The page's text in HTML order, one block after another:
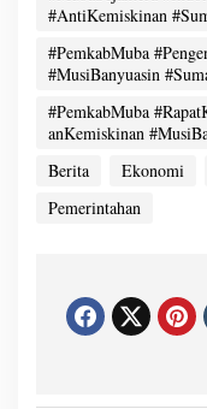
#AntiKemiskinan
#PemkabMuba
#MusiBanyuasin
#PemkabMuba
anKemiskinan
Berita
Ekonomi
Pemerintahan